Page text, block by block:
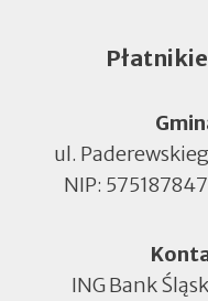
ul.
NIP:
ING Bank